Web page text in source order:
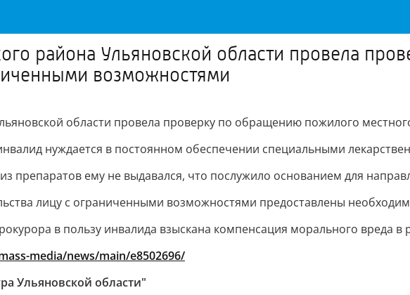
района Ульяновской области провела
возможностями
области провела проверку по обращению пожилого
нуждается в постоянном обеспечении специальными
препаратов ему не выдавался, что послужило основанием для
лицу с ограниченными возможностями предоставлены
в пользу инвалида взыскана компенсация морального вреда в
media/news/main/e8502696/
Ульяновской области"